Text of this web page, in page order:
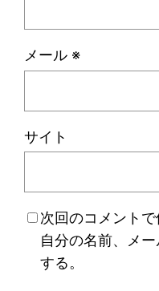
メール ※
サイト
次回のコメント
自分の名前、メ
する。